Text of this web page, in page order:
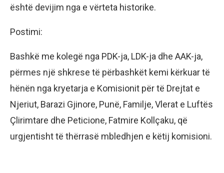
është devijim nga e vërteta historike.
Postimi:
Bashkë me kolegë nga PDK-ja, LDK-ja dhe AAK-ja,
përmes një shkrese të përbashkët kemi kërkuar të
hënën nga kryetarja e Komisionit për të Drejtat e
Njeriut, Barazi Gjinore, Punë, Familje, Vlerat e Luftës
Çlirimtare dhe Peticione, Fatmire Kollçaku, që
urgjentisht të thërrasë mbledhjen e këtij komisioni.